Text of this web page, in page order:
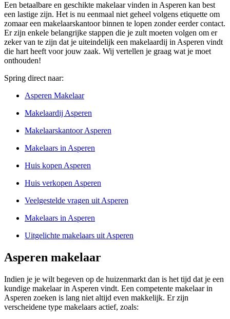
Een betaalbare en geschikte makelaar vinden in Asperen kan best
een lastige zijn. Het is nu eenmaal niet geheel volgens etiquette om
zomaar een makelaarskantoor binnen te lopen zonder eerder contact.
Er zijn enkele belangrijke stappen die je zult moeten volgen om er
zeker van te zijn dat je uiteindelijk een makelaardij in Asperen vindt
die hart heeft voor jouw zaak. Wij vertellen je graag wat je moet
onthouden!
Spring direct naar:
Asperen Makelaar
Makelaardij Asperen
Makelaarskantoor Asperen
Makelaars in Asperen
Huis kopen Asperen
Huis verkopen Asperen
Veelgestelde vragen uit Asperen
Makelaars in Asperen
Uitgelichte makelaars uit Asperen
Asperen makelaar
Indien je je wilt begeven op de huizenmarkt dan is het tijd dat je een
kundige makelaar in Asperen vindt. Een competente makelaar in
Asperen zoeken is lang niet altijd even makkelijk. Er zijn
verscheidene type makelaars actief, zoals: